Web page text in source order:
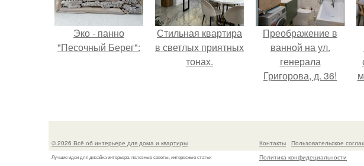
Эко - панно
"Песочный Берег":
Стильная квартира
в светлых приятных
тонах.
Преображение в
ванной на ул.
генерала
Григорова, д. 36!
© 2026 Всё об интерьере для дома и квартиры
Лучшие идеи для дизайна интерьера, полезные советы, интересные статьи
Контакты
Пользовательское
Политика конфидециальности